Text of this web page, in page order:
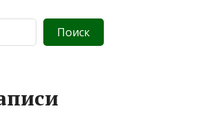
Поиск